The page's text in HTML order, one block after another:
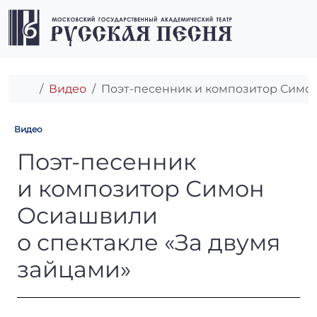
Перейти к содержимому
Перейти к футеру
Главная
Видео Поэт-песенник и композитор
Видео
Поэт-песенник и
Поэт-песенник
и композитор Симон
Осиашвили
о спектакле «За двумя
зайцами»